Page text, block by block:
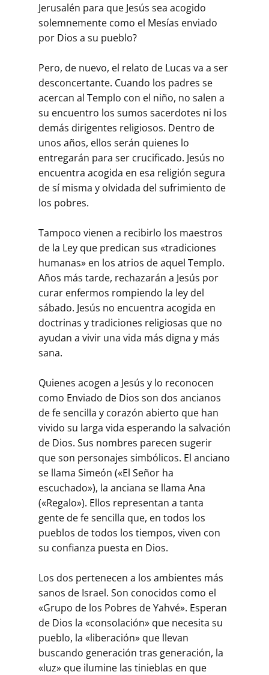
Jerusalén para que Jesús sea acogido
solemnemente como el Mesías enviado
por Dios a su pueblo?
Pero, de nuevo, el relato de Lucas va a ser
desconcertante. Cuando los padres se
acercan al Templo con el niño, no salen a
su encuentro los sumos sacerdotes ni los
demás dirigentes religiosos. Dentro de
unos años, ellos serán quienes lo
entregarán para ser crucificado. Jesús no
encuentra acogida en esa religión segura
de sí misma y olvidada del sufrimiento de
los pobres.
Tampoco vienen a recibirlo los maestros
de la Ley que predican sus «tradiciones
humanas» en los atrios de aquel Templo.
Años más tarde, rechazarán a Jesús por
curar enfermos rompiendo la ley del
sábado. Jesús no encuentra acogida en
doctrinas y tradiciones religiosas que no
ayudan a vivir una vida más digna y más
sana.
Quienes acogen a Jesús y lo reconocen
como Enviado de Dios son dos ancianos
de fe sencilla y corazón abierto que han
vivido su larga vida esperando la salvación
de Dios. Sus nombres parecen sugerir
que son personajes simbólicos. El anciano
se llama Simeón («El Señor ha
escuchado»), la anciana se llama Ana
(«Regalo»). Ellos representan a tanta
gente de fe sencilla que, en todos los
pueblos de todos los tiempos, viven con
su confianza puesta en Dios.
Los dos pertenecen a los ambientes más
sanos de Israel. Son conocidos como el
«Grupo de los Pobres de Yahvé». Esperan
de Dios la «consolación» que necesita su
pueblo, la «liberación» que llevan
buscando generación tras generación, la
«luz» que ilumine las tinieblas en que